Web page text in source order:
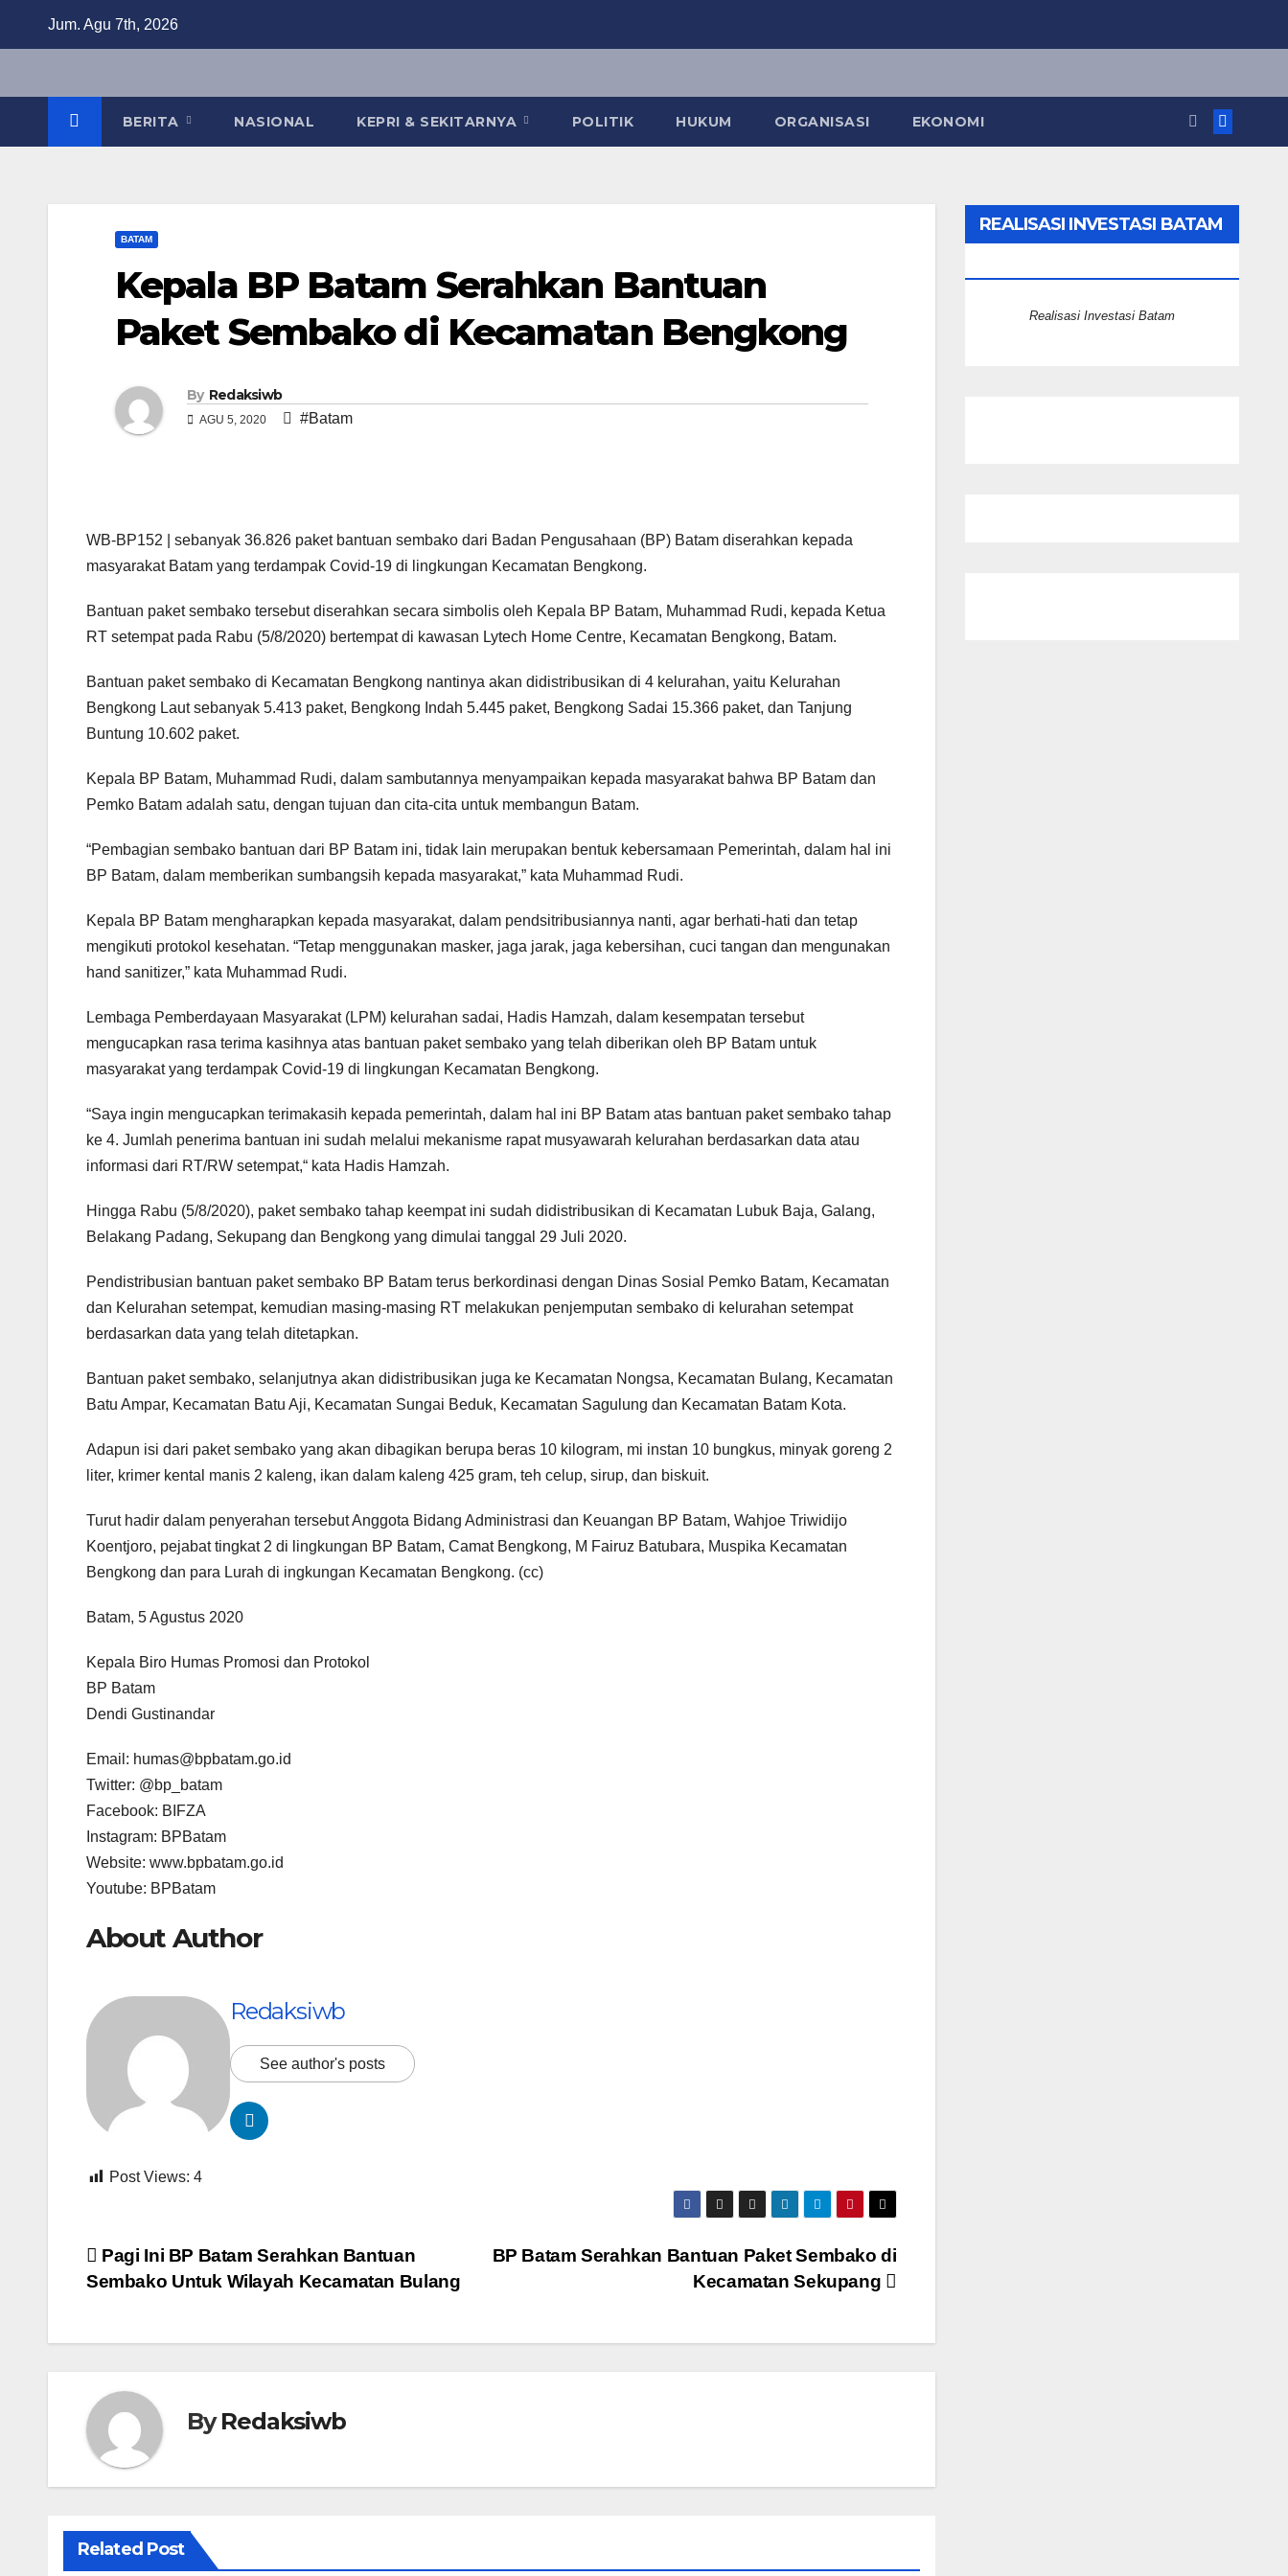
Jum. Agu 7th, 2026
BERITA NASIONAL KEPRI & SEKITARNYA POLITIK HUKUM ORGANISASI EKONOMI
BATAM
Kepala BP Batam Serahkan Bantuan
Paket Sembako di Kecamatan Bengkong
By Redaksiwb
AGU 5, 2020 #Batam
WB-BP152 | sebanyak 36.826 paket bantuan sembako dari Badan Pengusahaan (BP) Batam diserahkan kepada
masyarakat Batam yang terdampak Covid-19 di lingkungan Kecamatan Bengkong.
Bantuan paket sembako tersebut diserahkan secara simbolis oleh Kepala BP Batam, Muhammad Rudi, kepada Ketua
RT setempat pada Rabu (5/8/2020) bertempat di kawasan Lytech Home Centre, Kecamatan Bengkong, Batam.
Bantuan paket sembako di Kecamatan Bengkong nantinya akan didistribusikan di 4 kelurahan, yaitu Kelurahan
Bengkong Laut sebanyak 5.413 paket, Bengkong Indah 5.445 paket, Bengkong Sadai 15.366 paket, dan Tanjung
Buntung 10.602 paket.
Kepala BP Batam, Muhammad Rudi, dalam sambutannya menyampaikan kepada masyarakat bahwa BP Batam dan
Pemko Batam adalah satu, dengan tujuan dan cita-cita untuk membangun Batam.
“Pembagian sembako bantuan dari BP Batam ini, tidak lain merupakan bentuk kebersamaan Pemerintah, dalam hal ini
BP Batam, dalam memberikan sumbangsih kepada masyarakat,” kata Muhammad Rudi.
Kepala BP Batam mengharapkan kepada masyarakat, dalam pendsitribusiannya nanti, agar berhati-hati dan tetap
mengikuti protokol kesehatan. “Tetap menggunakan masker, jaga jarak, jaga kebersihan, cuci tangan dan mengunakan
hand sanitizer,” kata Muhammad Rudi.
Lembaga Pemberdayaan Masyarakat (LPM) kelurahan sadai, Hadis Hamzah, dalam kesempatan tersebut
mengucapkan rasa terima kasihnya atas bantuan paket sembako yang telah diberikan oleh BP Batam untuk
masyarakat yang terdampak Covid-19 di lingkungan Kecamatan Bengkong.
“Saya ingin mengucapkan terimakasih kepada pemerintah, dalam hal ini BP Batam atas bantuan paket sembako tahap
ke 4. Jumlah penerima bantuan ini sudah melalui mekanisme rapat musyawarah kelurahan berdasarkan data atau
informasi dari RT/RW setempat,“ kata Hadis Hamzah.
Hingga Rabu (5/8/2020), paket sembako tahap keempat ini sudah didistribusikan di Kecamatan Lubuk Baja, Galang,
Belakang Padang, Sekupang dan Bengkong yang dimulai tanggal 29 Juli 2020.
Pendistribusian bantuan paket sembako BP Batam terus berkordinasi dengan Dinas Sosial Pemko Batam, Kecamatan
dan Kelurahan setempat, kemudian masing-masing RT melakukan penjemputan sembako di kelurahan setempat
berdasarkan data yang telah ditetapkan.
Bantuan paket sembako, selanjutnya akan didistribusikan juga ke Kecamatan Nongsa, Kecamatan Bulang, Kecamatan
Batu Ampar, Kecamatan Batu Aji, Kecamatan Sungai Beduk, Kecamatan Sagulung dan Kecamatan Batam Kota.
Adapun isi dari paket sembako yang akan dibagikan berupa beras 10 kilogram, mi instan 10 bungkus, minyak goreng 2
liter, krimer kental manis 2 kaleng, ikan dalam kaleng 425 gram, teh celup, sirup, dan biskuit.
Turut hadir dalam penyerahan tersebut Anggota Bidang Administrasi dan Keuangan BP Batam, Wahjoe Triwidijo
Koentjoro, pejabat tingkat 2 di lingkungan BP Batam, Camat Bengkong, M Fairuz Batubara, Muspika Kecamatan
Bengkong dan para Lurah di ingkungan Kecamatan Bengkong. (cc)
Batam, 5 Agustus 2020
Kepala Biro Humas Promosi dan Protokol
BP Batam
Dendi Gustinandar
Email: humas@bpbatam.go.id
Twitter: @bp_batam
Facebook: BIFZA
Instagram: BPBatam
Website: www.bpbatam.go.id
Youtube: BPBatam
About Author
Redaksiwb
See author's posts
Post Views: 4
Navigasi
BP Batam Serahkan Bantuan Paket Sembako di
Kecamatan Sekupang
Pagi Ini BP Batam Serahkan Bantuan
Sembako Untuk Wilayah Kecamatan Bulang
ByRedaksiwb
Related Post
REALISASI INVESTASI BATAM
Realisasi Investasi Batam